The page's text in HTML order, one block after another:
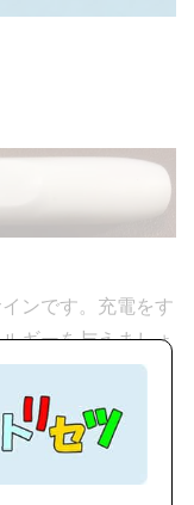
ンです。充電をす
ギーを与えましょ